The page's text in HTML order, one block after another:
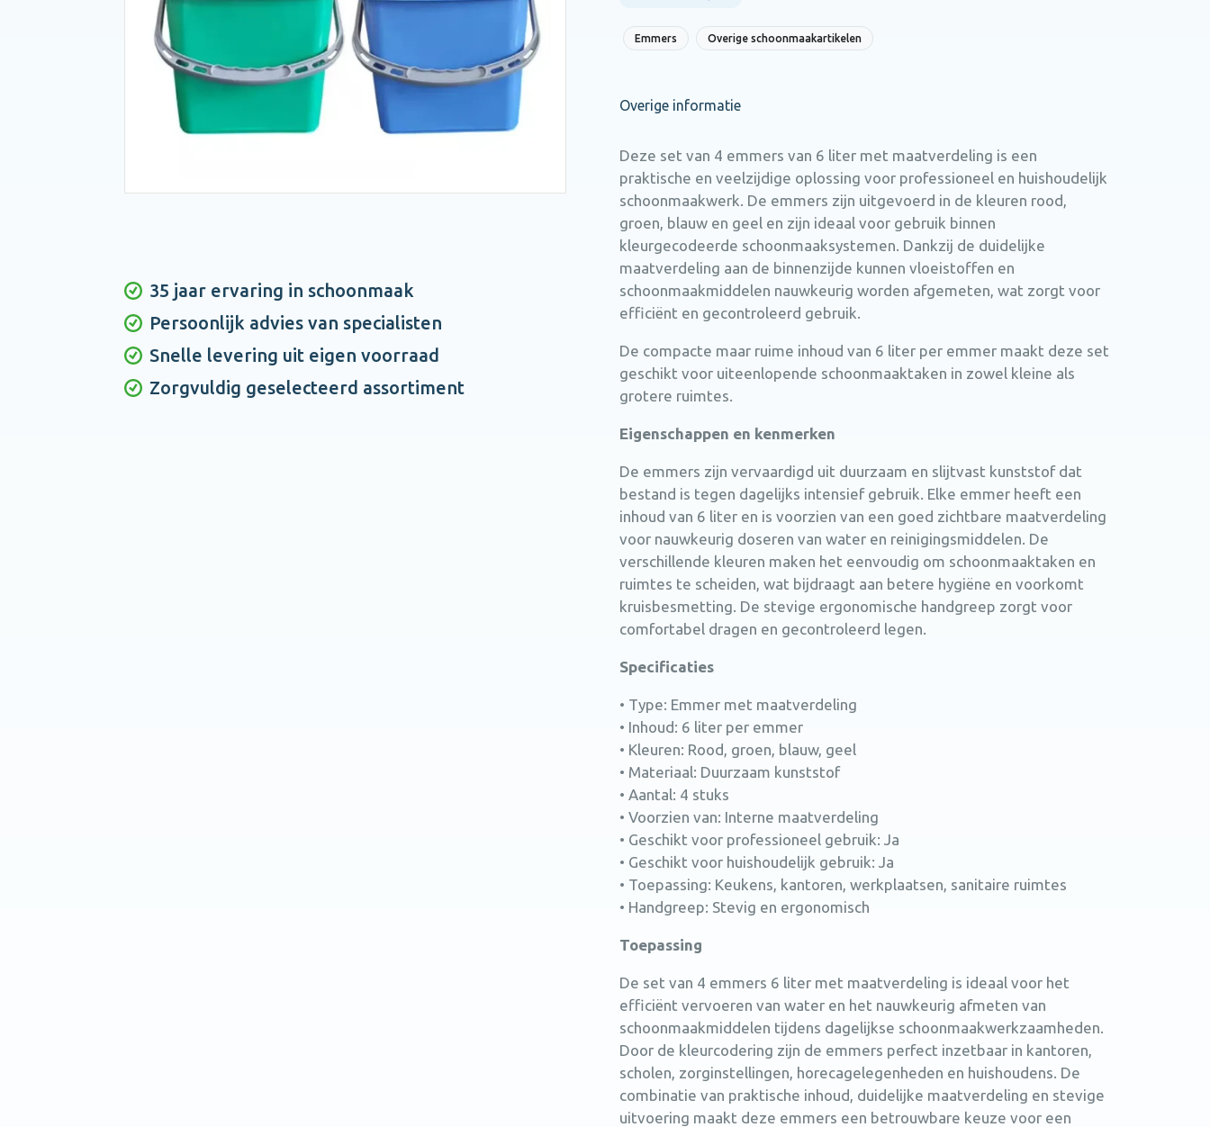
35 jaar ervaring in schoonmaak
Persoonlijk advies van specialisten
Snelle levering uit eigen voorraad
Zorgvuldig geselecteerd assortiment
Emmers Overige schoonmaakartikelen
Overige informatie
Deze set van 4 emmers van 6 liter met maatverdeling is een
praktische en veelzijdige oplossing voor professioneel en huishoudelijk
schoonmaakwerk. De emmers zijn uitgevoerd in de kleuren rood,
groen, blauw en geel en zijn ideaal voor gebruik binnen
kleurgecodeerde schoonmaaksystemen. Dankzij de duidelijke
maatverdeling aan de binnenzijde kunnen vloeistoffen en
schoonmaakmiddelen nauwkeurig worden afgemeten, wat zorgt voor
efficiënt en gecontroleerd gebruik.
De compacte maar ruime inhoud van 6 liter per emmer maakt deze set
geschikt voor uiteenlopende schoonmaaktaken in zowel kleine als
grotere ruimtes.
Eigenschappen en kenmerken
De emmers zijn vervaardigd uit duurzaam en slijtvast kunststof dat
bestand is tegen dagelijks intensief gebruik. Elke emmer heeft een
inhoud van 6 liter en is voorzien van een goed zichtbare maatverdeling
voor nauwkeurig doseren van water en reinigingsmiddelen. De
verschillende kleuren maken het eenvoudig om schoonmaaktaken en
ruimtes te scheiden, wat bijdraagt aan betere hygiëne en voorkomt
kruisbesmetting. De stevige ergonomische handgreep zorgt voor
comfortabel dragen en gecontroleerd legen.
Specificaties
• Type: Emmer met maatverdeling
• Inhoud: 6 liter per emmer
• Kleuren: Rood, groen, blauw, geel
• Materiaal: Duurzaam kunststof
• Aantal: 4 stuks
• Voorzien van: Interne maatverdeling
• Geschikt voor professioneel gebruik: Ja
• Geschikt voor huishoudelijk gebruik: Ja
• Toepassing: Keukens, kantoren, werkplaatsen, sanitaire ruimtes
• Handgreep: Stevig en ergonomisch
Toepassing
De set van 4 emmers 6 liter met maatverdeling is ideaal voor het
efficiënt vervoeren van water en het nauwkeurig afmeten van
schoonmaakmiddelen tijdens dagelijkse schoonmaakwerkzaamheden.
Door de kleurcodering zijn de emmers perfect inzetbaar in kantoren,
scholen, zorginstellingen, horecagelegenheden en huishoudens. De
combinatie van praktische inhoud, duidelijke maatverdeling en stevige
uitvoering maakt deze emmers een betrouwbare keuze voor een